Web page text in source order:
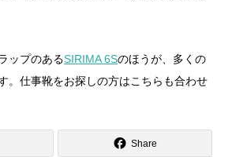
ップのあるSIRIMA 6Sのほうが、多くの
。仕事靴をお探しの方はこちらも合わせ
Share